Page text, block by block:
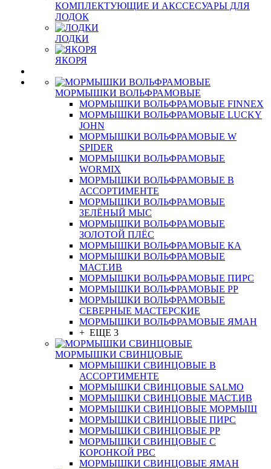
КОМПЛЕКТУЮЩИЕ И АКССЕСУАРЫ ДЛЯ
ЛОДОК
ЛОДКИ
ЯКОРЯ
МОРМЫШКИ ВОЛЬФРАМОВЫЕ
МОРМЫШКИ ВОЛЬФРАМОВЫЕ FINNEX
МОРМЫШКИ ВОЛЬФРАМОВЫЕ LUCKY
JOHN
МОРМЫШКИ ВОЛЬФРАМОВЫЕ W
SPIDER
МОРМЫШКИ ВОЛЬФРАМОВЫЕ
WORMIX
МОРМЫШКИ ВОЛЬФРАМОВЫЕ В
АССОРТИМЕНТЕ
МОРМЫШКИ ВОЛЬФРАМОВЫЕ
ЗЕЛЁНЫЙ МЫС
МОРМЫШКИ ВОЛЬФРАМОВЫЕ
ЗОЛОТОЙ ПЛЁС
МОРМЫШКИ ВОЛЬФРАМОВЫЕ КА
МОРМЫШКИ ВОЛЬФРАМОВЫЕ
МАСТ.ИВ
МОРМЫШКИ ВОЛЬФРАМОВЫЕ ПИРС
МОРМЫШКИ ВОЛЬФРАМОВЫЕ РР
МОРМЫШКИ ВОЛЬФРАМОВЫЕ
СЕВЕРНЫЕ МАСТЕРСКИЕ
МОРМЫШКИ ВОЛЬФРАМОВЫЕ ЯМАН
+ ЕЩЕ 3
МОРМЫШКИ СВИНЦОВЫЕ
МОРМЫШКИ СВИНЦОВЫЕ В
АССОРТИМЕНТЕ
МОРМЫШКИ СВИНЦОВЫЕ SALMO
МОРМЫШКИ СВИНЦОВЫЕ МАСТ.ИВ
МОРМЫШКИ СВИНЦОВЫЕ МОРМЫШ
МОРМЫШКИ СВИНЦОВЫЕ ПИРС
МОРМЫШКИ СВИНЦОВЫЕ РР
МОРМЫШКИ СВИНЦОВЫЕ С
КОРОНКОЙ РВС
МОРМЫШКИ СВИНЦОВЫЕ ЯМАН